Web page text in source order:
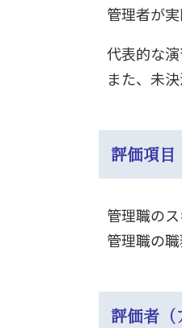
管理者が
代表的な
また、未
評価項目
管理職の
管理職の
評価者